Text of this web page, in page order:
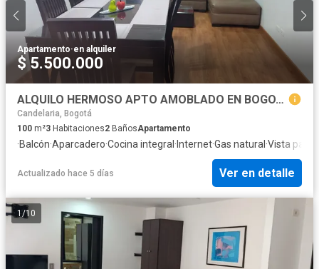
Apartamento·en alquiler
$ 5.500.000
ALQUILO HERMOSO APTO AMOBLADO EN BOGOTA CEDRITOS
Candelaria, Bogotá
100 m²3 Habitaciones2 BañosApartamento
·Balcón·Aparcadero·Cocina integral · Internet·Gas natural ·Vista
Actualizado hace 5 días Ver en detalle
1/10